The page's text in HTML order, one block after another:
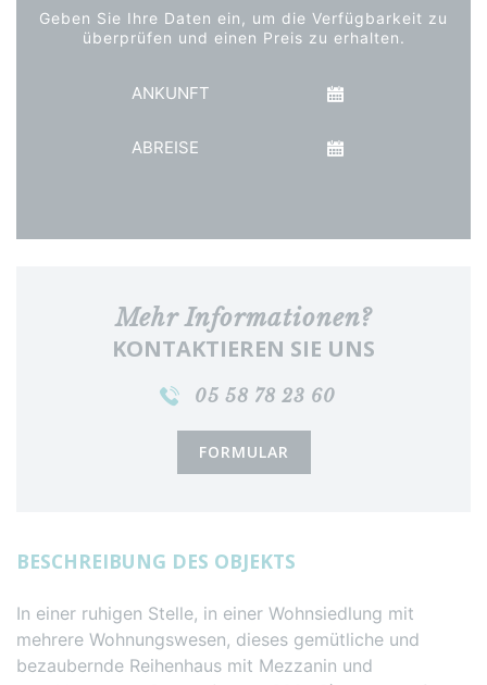
Geben Sie Ihre Daten ein, um die Verfügbarkeit zu
überprüfen und einen Preis zu erhalten.
Mehr Informationen?
KONTAKTIEREN SIE UNS
05 58 78 23 60
FORMULAR
BESCHREIBUNG DES OBJEKTS
In einer ruhigen Stelle, in einer Wohnsiedlung mit
mehrere Wohnungswesen, dieses gemütliche und
bezaubernde Reihenhaus mit Mezzanin und